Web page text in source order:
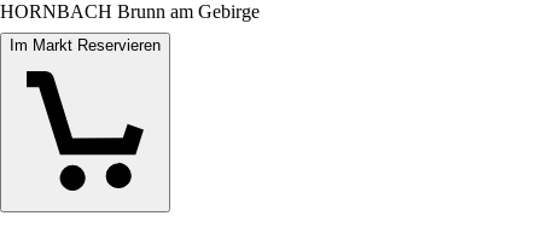
HORNBACH Brunn am Gebirge
Im Markt Reservieren